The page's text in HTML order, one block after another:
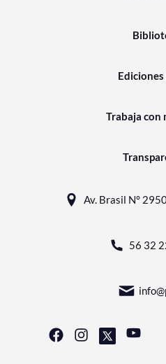
Ediciones
Trabaja con
Av. Brasil N°
56 32